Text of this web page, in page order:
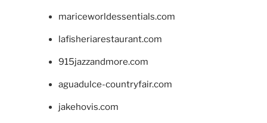
mariceworldessentials.com
lafisheriarestaurant.com
915jazzandmore.com
aguadulce-countryfair.com
jakehovis.com